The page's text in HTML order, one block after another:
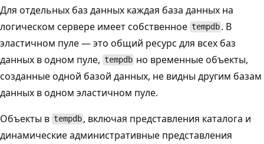
Для отдельных баз данных каждая база данных на
логическом сервере имеет собственное tempdb . В
эластичном пуле — это общий ресурс для всех баз
данных в одном пуле, tempdb но временные объекты,
созданные одной базой данных, не видны другим базам
данных в одном эластичном пуле.
Объекты в tempdb , включая представления каталога и
динамические административные представления